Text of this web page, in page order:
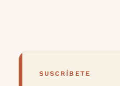
SUSCRÍBETE